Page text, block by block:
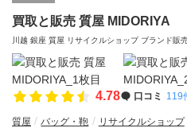
買取と販売 質屋 MIDORIYA
川越 銀座 質屋 リサイクルショップ ブランド販
4.78 口コミ 119
質屋 バッグ・鞄 リサイクルショップ